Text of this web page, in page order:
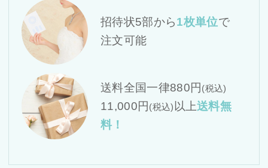
招待状5部から1枚単位で
注文可能
送料全国一律880円 (税込)
11,000円 (税込) 以上送料無
料！